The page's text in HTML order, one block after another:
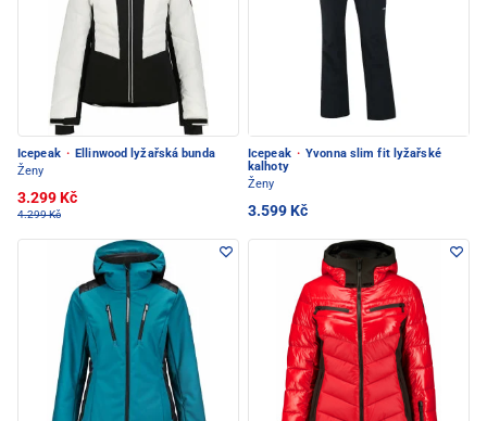
Icepeak · Ellinwood lyžařská bunda
Ženy
3.299 Kč
4.299 Kč
Icepeak · Yvonna slim fit lyžařské
kalhoty
Ženy
3.599 Kč